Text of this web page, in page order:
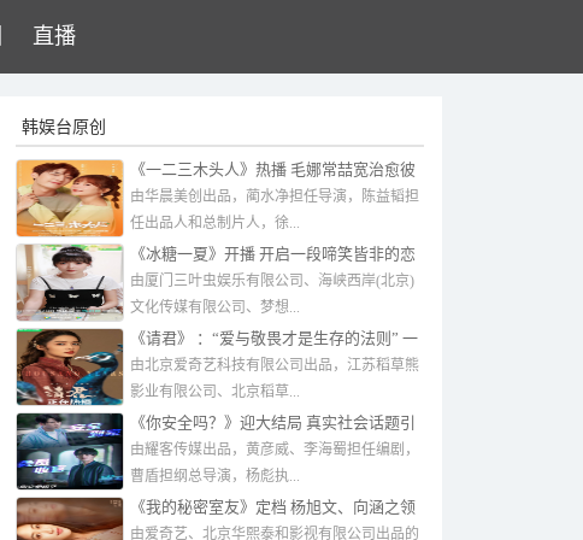
直播
韩娱台原创
《一二三木头人》热播 毛娜常喆宽治愈彼
此双向奔赴
由华晨美创出品，蔺水净担任导演，陈益韬担
任出品人和总制片人，徐...
《冰糖一夏》开播 开启一段啼笑皆非的恋
爱之旅
由厦门三叶虫娱乐有限公司、海峡西岸(北京)
文化传媒有限公司、梦想...
《请君》 ：“爱与敬畏才是生存的法则” 一
次复合性新表达
由北京爱奇艺科技有限公司出品，江苏稻草熊
影业有限公司、北京稻草...
《你安全吗？》迎大结局 真实社会话题引
观众共鸣讨论
由耀客传媒出品，黄彦威、李海蜀担任编剧，
曹盾担纲总导演，杨彪执...
《我的秘密室友》定档 杨旭文、向涵之领
衔主演
由爱奇艺、北京华熙泰和影视有限公司出品的